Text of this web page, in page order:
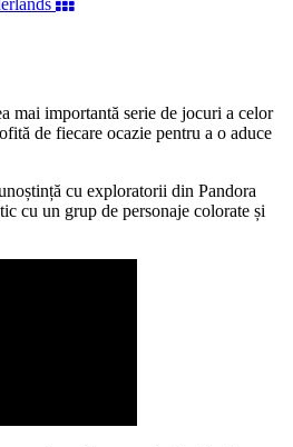
mai importantă serie de jocuri a celor
de fiecare ocazie pentru a o aduce
cu exploratorii din Pandora
cu un grup de personaje colorate și